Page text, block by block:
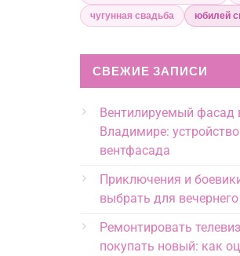
чугунная свадьба
юбилей
СВЕЖИЕ ЗАПИСИ
Вентилируемый фасад
Владимире:
вентфасада
Приключения и
выбрать для
Ремонтировать
покупать новый: как